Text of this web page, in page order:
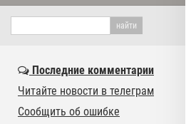
Последние комментарии
Читайте новости в телеграм
Сообщить об ошибке